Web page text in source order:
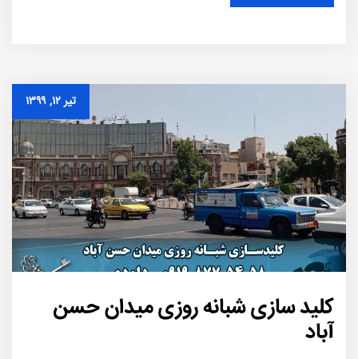
تیر ۱۲, ۱۳۹۹
کلید سازی شبانه روزی میدان حسن
آباد